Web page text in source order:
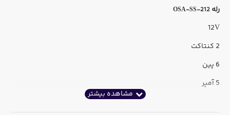
رله OSA-SS-212
12V
2 کنتاکت
6 پین
5 آمپر